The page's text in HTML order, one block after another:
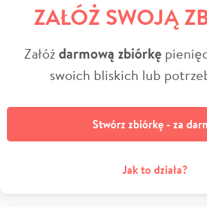
ZAŁÓŻ SWOJĄ
Załóżdarmową zbiórkę
swoich bliskich lub
Stwórz zbiórkę - za
Jak to działa?